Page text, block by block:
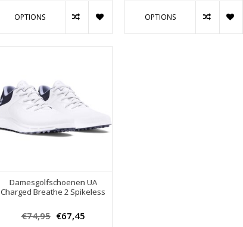
OPTIONS OPTIONS
Damesgolfschoenen UA
Charged Breathe 2 Spikeless
€74,95 €67,45